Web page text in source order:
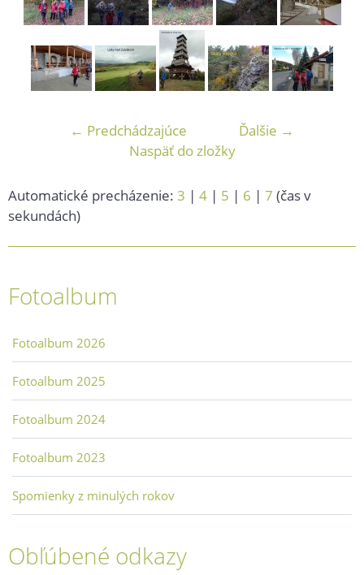
← Predchádzajúce
Ďalšie →
Naspäť do zložky
Automatické precházenie: 3 | 4 | 5 | 6 | 7 (čas v
sekundách)
Fotoalbum
Fotoalbum 2026
Fotoalbum 2025
Fotoalbum 2024
Fotoalbum 2023
Spomienky z minulých rokov
Obľúbené odkazy